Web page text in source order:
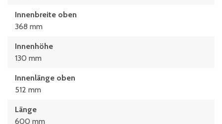
Innenbreite oben
368 mm
Innenhöhe
130 mm
Innenlänge oben
512 mm
Länge
600 mm